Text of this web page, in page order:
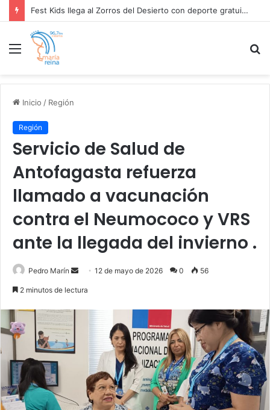
Fest Kids llega al Zorros del Desierto con deporte gratuito para el Día del Niño .
Menú
Inicio / Región
Región
Servicio de Salud de
Antofagasta refuerza
llamado a vacunación
contra el Neumococo y VRS
ante la llegada del invierno .
Pedro Marín
Send12 de mayo de 2026 0 56
2 minutos de lectura